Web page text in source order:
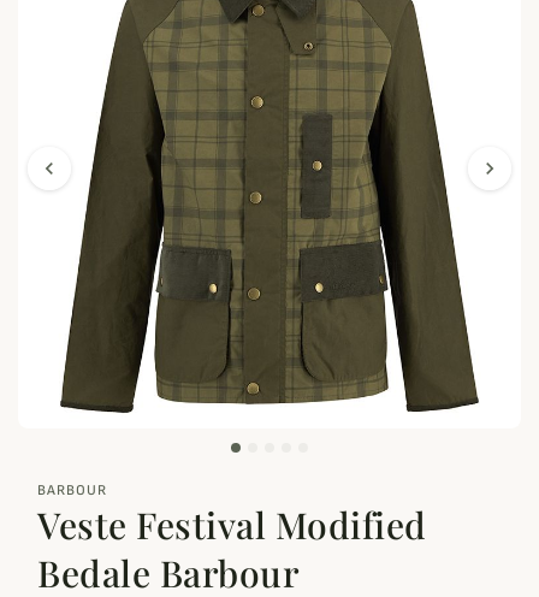
chevron_left chevron_right
BARBOUR
Veste Festival Modified
Bedale Barbour